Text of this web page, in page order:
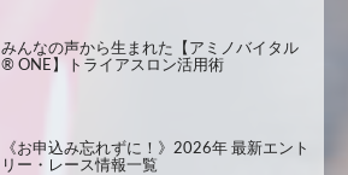
みんなの声から生まれた【アミノバイタル
® ONE】トライアスロン活用術
《お申込み忘れずに！》2026年 最新エント
リー・レース情報一覧